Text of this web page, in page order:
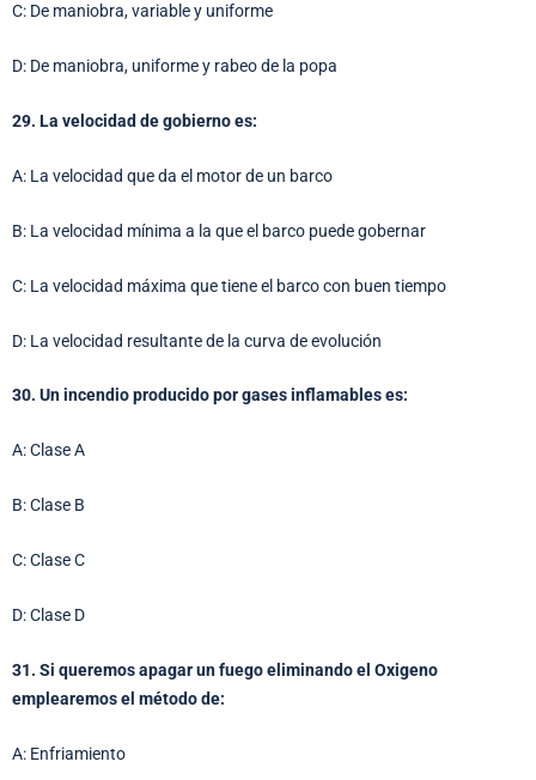
C: De maniobra, variable y uniforme
D: De maniobra, uniforme y rabeo de la popa
29. La velocidad de gobierno es:
A: La velocidad que da el motor de un barco
B: La velocidad mínima a la que el barco puede gobernar
C: La velocidad máxima que tiene el barco con buen tiempo
D: La velocidad resultante de la curva de evolución
30. Un incendio producido por gases inflamables es:
A: Clase A
B: Clase B
C: Clase C
D: Clase D
31. Si queremos apagar un fuego eliminando el Oxigeno
emplearemos el método de:
A: Enfriamiento